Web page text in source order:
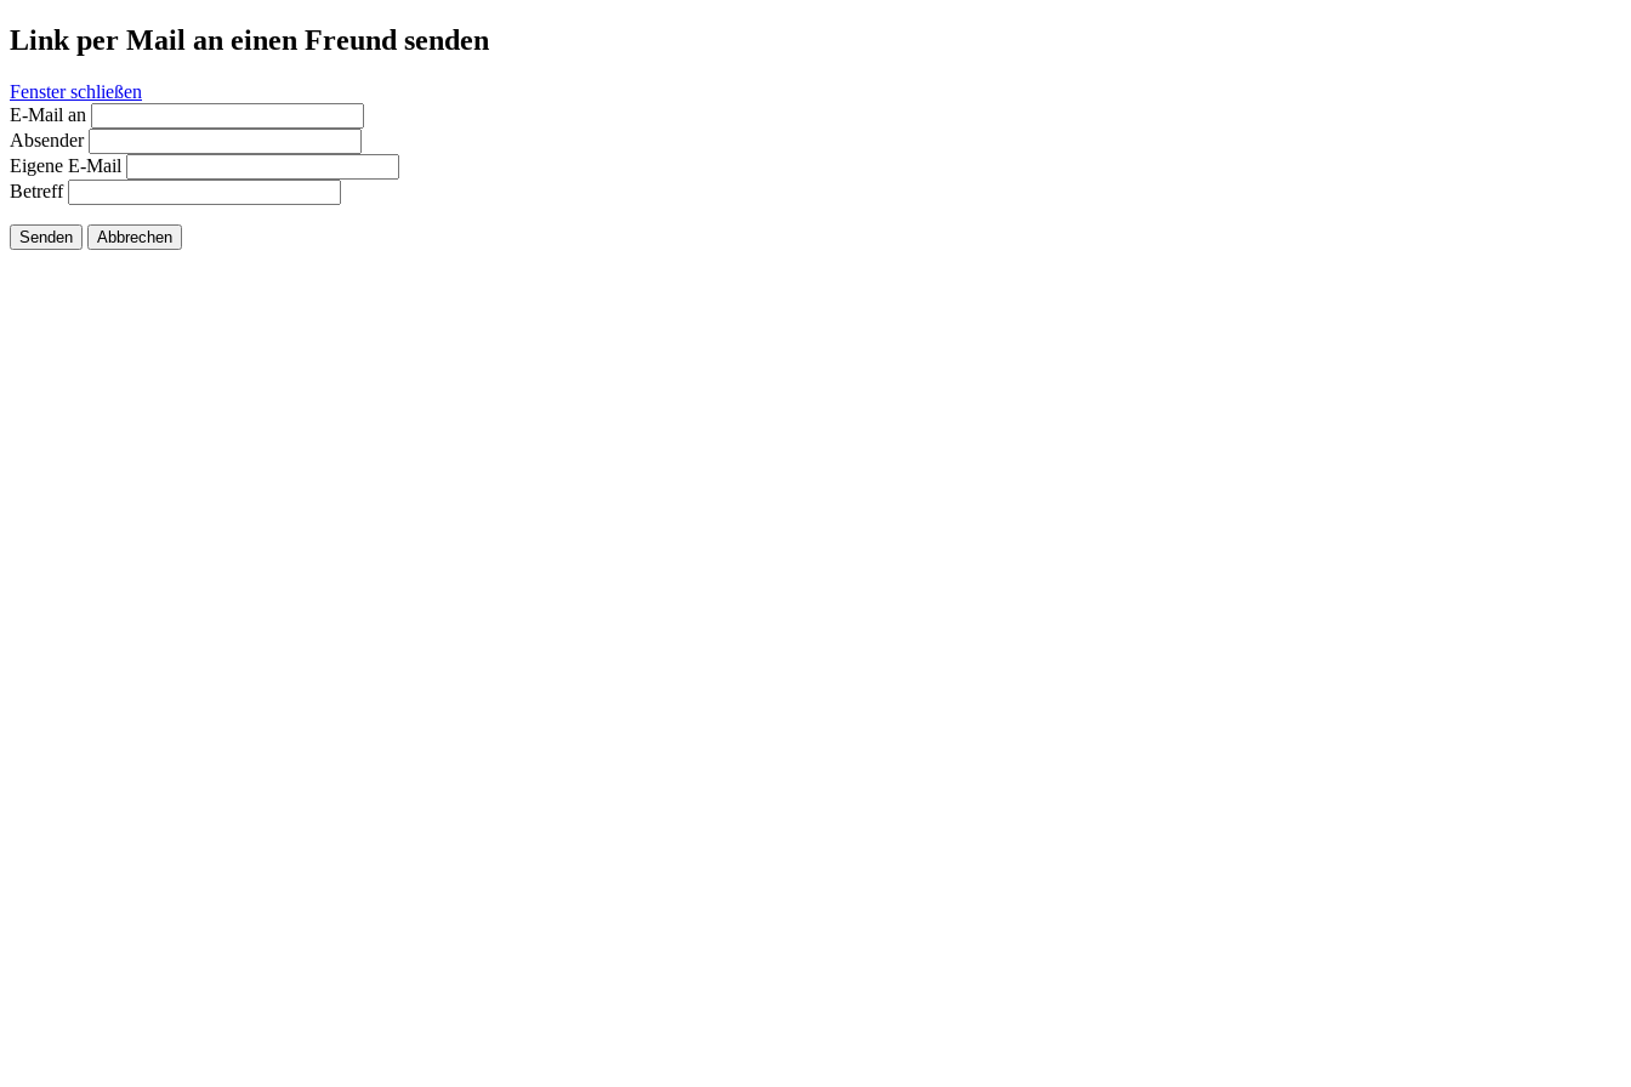
Link per Mail an einen Freund senden
Fenster schließen
E-Mail an
Absender
Eigene E-Mail
Betreff
Senden Abbrechen